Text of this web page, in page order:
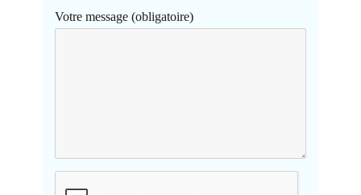
Votre message (obligatoire)